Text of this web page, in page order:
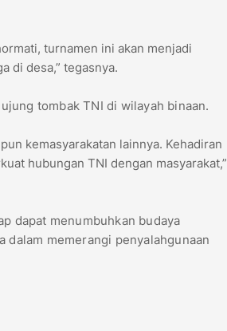
turnamen ini akan menjadi
di desa,” tegasnya.
tombak TNI di wilayah binaan.
kemasyarakatan lainnya. Kehadiran
hubungan TNI dengan masyarakat,”
dapat menumbuhkan budaya
dalam memerangi penyalahgunaan